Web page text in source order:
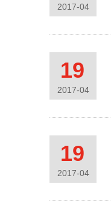
2017-04
2017-04
19
2017-04
19